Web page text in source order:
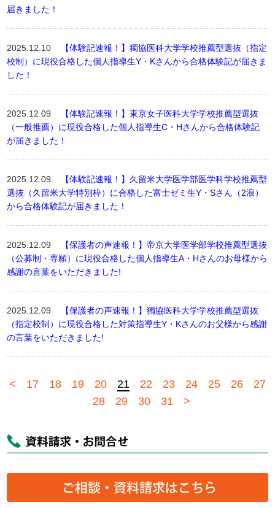
届きました！
2025.12.10
【体験記速報！】獨協医科大学学校推薦型選抜（指定
校制）に現役合格した個人指導生Y・Kさんから合格体験記が届きま
した！
2025.12.09
【体験記速報！】東京女子医科大学学校推薦型選抜
（一般推薦）に現役合格した個人指導生C・Hさんから合格体験記
が届きました！
2025.12.09
【体験記速報！】久留米大学医学部医学科学校推薦型
選抜（久留米大学特別枠）に合格した富士ゼミ生Y・Sさん（2浪）
から合格体験記が届きました！
2025.12.09
【保護者の声速報！】帝京大学医学部学校推薦型選抜
（公募制・専願）に現役合格した個人指導生A・Hさんのお母様から
感謝の言葉をいただきました!
2025.12.09
【保護者の声速報！】獨協医科大学学校推薦型選抜
（指定校制）に現役合格した対策指導生Y・Kさんのお父様から感謝
の言葉をいただきました!
< 17 18 19 20 21 22 23 24 25 26
27
28
29 30 31 >